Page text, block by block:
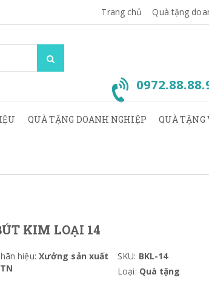
Trang chủ Quà tặng
QUÀ TẶNG DOANH NGHIỆP QUÀ TẶNG
KIM LOẠI 14
hiệu: Xưởng sản xuất
SKU: BKL-14
Loại: Quà tặng